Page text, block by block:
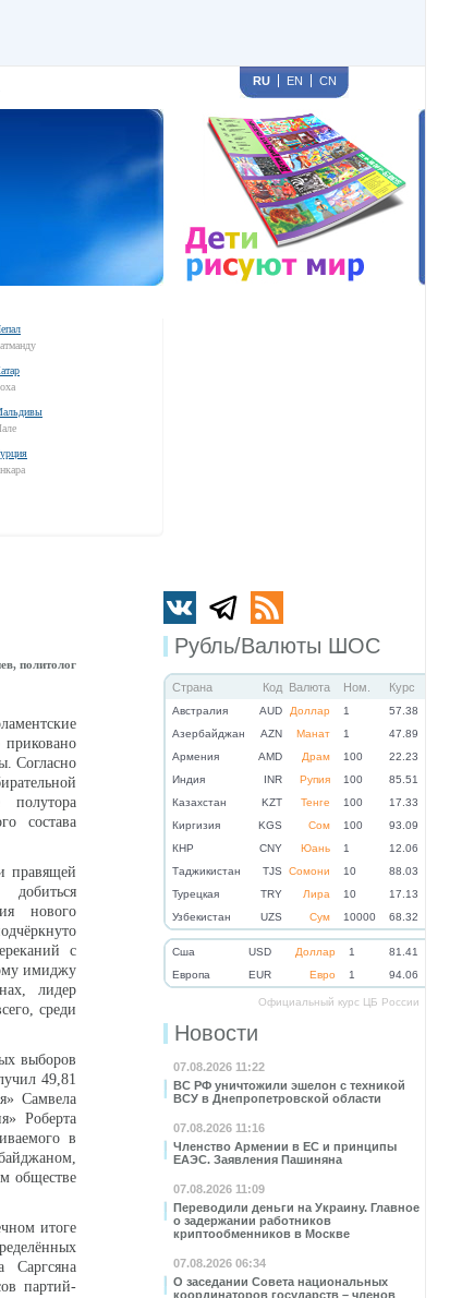
RU EN CN
Рубль/Валюты ШОС
Страна Код Валюта Ном. Курс
Австралия AUD Доллар 1
57.38
Азербайджан
AZN Манат 1
47.89
Армения
AMD Драм 100
22.23
Индия
INR Рупия 100
85.51
Казахстан
KZT Тенге 100
17.33
Киргизия
KGS Сом 100
93.09
КНР
CNY Юань 1
12.06
Таджикистан
TJS Сомони 10
88.03
Турецкая
TRY Лира 10
17.13
Узбекистан
UZS Сум 10000 68.32
Cша USD Доллар 1
81.41
Eвропа
EUR Евро 1 94.06
Официальный курс ЦБ России
Новости
07.08.2026 11:22
ВС РФ уничтожили эшелон с техникой
ВСУ в Днепропетровской области
07.08.2026 11:16
Членство Армении в ЕС и принципы
ЕАЭС. Заявления Пашиняна
07.08.2026 11:09
Переводили деньги на Украину. Главное
о задержании работников
криптообменников в Москве
07.08.2026 06:34
О заседании Совета национальных
координаторов государств – членов
политолог
Согласно
состава
правящей
нового
с
имиджу
лидер
среди
выборов
49,81
Самвела
Роберта
в
обществе
итоге
Саргсяна
партий-